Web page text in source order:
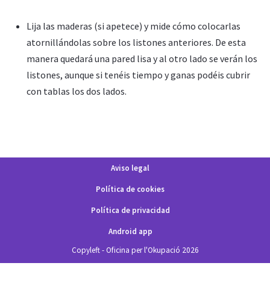
Lija las maderas (si apetece) y mide cómo colocarlas
atornillándolas sobre los listones anteriores. De esta
manera quedará una pared lisa y al otro lado se verán los
listones, aunque si tenéis tiempo y ganas podéis cubrir
con tablas los dos lados.
Aviso legal
Política de cookies
Política de privacidad
Android app
Copyleft - Oficina per l'Okupació 2026